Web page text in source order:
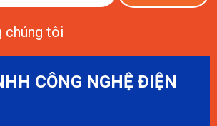
CÔNG NGHỆ ĐIỆN
chúng tôi